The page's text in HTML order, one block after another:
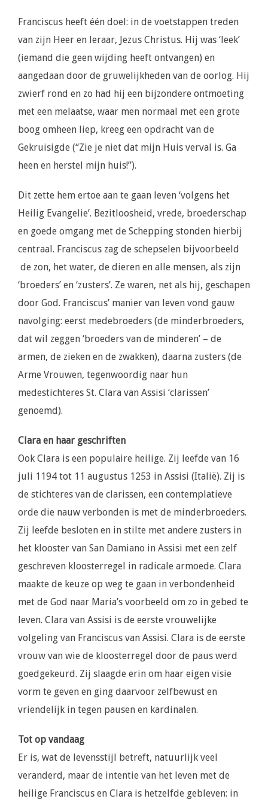
Franciscus heeft één doel: in de voetstappen treden
van zijn Heer en leraar, Jezus Christus. Hij was ‘leek’
(iemand die geen wijding heeft ontvangen) en
aangedaan door de gruwelijkheden van de oorlog. Hij
zwierf rond en zo had hij een bijzondere ontmoeting
met een melaatse, waar men normaal met een grote
boog omheen liep, kreeg een opdracht van de
Gekruisigde (“Zie je niet dat mijn Huis verval is. Ga
heen en herstel mijn huis!”).
Dit zette hem ertoe aan te gaan leven ‘volgens het
Heilig Evangelie’. Bezitloosheid, vrede, broederschap
en goede omgang met de Schepping stonden hierbij
centraal. Franciscus zag de schepselen bijvoorbeeld
de zon, het water, de dieren en alle mensen, als zijn
‘broeders’ en ‘zusters’. Ze waren, net als hij, geschapen
door God. Franciscus’ manier van leven vond gauw
navolging: eerst medebroeders (de minderbroeders,
dat wil zeggen ‘broeders van de minderen’ – de
armen, de zieken en de zwakken), daarna zusters (de
Arme Vrouwen, tegenwoordig naar hun
medestichteres St. Clara van Assisi ‘clarissen’
genoemd).
Clara en haar geschriften
Ook Clara is een populaire heilige. Zij leefde van 16
juli 1194 tot 11 augustus 1253 in Assisi (Italië). Zij is
de stichteres van de clarissen, een contemplatieve
orde die nauw verbonden is met de minderbroeders.
Zij leefde besloten en in stilte met andere zusters in
het klooster van San Damiano in Assisi met een zelf
geschreven kloosterregel in radicale armoede. Clara
maakte de keuze op weg te gaan in verbondenheid
met de God naar Maria’s voorbeeld om zo in gebed te
leven. Clara van Assisi is de eerste vrouwelijke
volgeling van Franciscus van Assisi. Clara is de eerste
vrouw van wie de kloosterregel door de paus werd
goedgekeurd. Zij slaagde erin om haar eigen visie
vorm te geven en ging daarvoor zelfbewust en
vriendelijk in tegen pausen en kardinalen.
Tot op vandaag
Er is, wat de levensstijl betreft, natuurlijk veel
veranderd, maar de intentie van het leven met de
heilige Franciscus en Clara is hetzelfde gebleven: in